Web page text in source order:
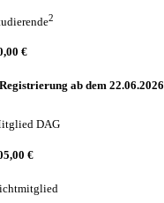
2
€
Registrierung ab dem 22.06.2026
DAG
€